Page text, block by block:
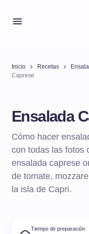
Inicio Recetas
Caprese
Ensalada
Cómo hacer
con todas las fotos
ensalada caprese
de tomate,
la isla de Capri.
Tiempo de preparación